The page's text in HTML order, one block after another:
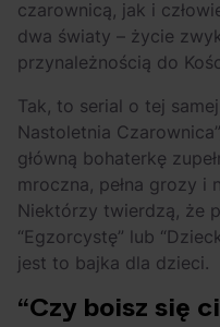
czarownicą, jak i
dwa światy – życie
przynależnością do
Tak, to serial o tej
Nastoletnia
główną bohaterkę
mroczna, pełna grozy i
Niektórzy twierdzą, że
“Egzorcystę” lub
jest to bajka dla dzieci.
“Czy boisz się